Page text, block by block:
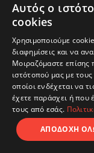
Διαφήμιση
Social Media
Φιλοξενία
Digital Signage
Πληροφορίες
Αυτός ο
cookies
Χρησιμοποιούμε
διαφημίσεις και να
Μοιραζόμαστε επίσης
ιστότοπού μας με
οποίοι ενδέχεται να
έχετε παράσχει ή που
τους από εσάς.
ΑΠΟΔΟΧΗ